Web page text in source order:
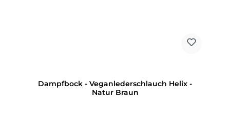
Dampfbock - Veganlederschlauch Helix -
Natur Braun